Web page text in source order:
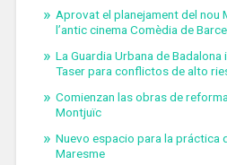
Aprovat el planejament del nou
l’antic cinema Comèdia de
La Guardia Urbana de
Taser para conflictos de alto
Comienzan las obras de
Montjuïc
Nuevo espacio para la práctica
Maresme